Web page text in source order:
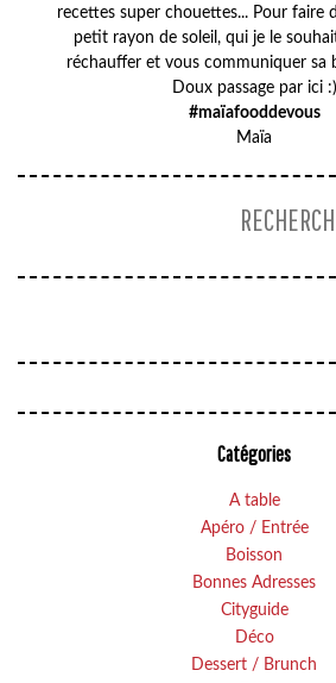
recettes super chouettes... Pour faire
petit rayon de soleil, qui je le
réchauffer et vous communiquer sa
Doux passage par ici :)
#maïafooddevous
Maïa
Catégories
A table
Apéro / Entrée
Boisson
Bonnes Adresses
Cityguide
Déco
Dessert / Brunch